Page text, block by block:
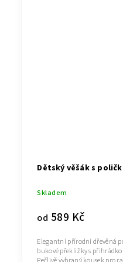
Dětský věšák s
Skladem
od 589 Kč
Elegantní přírodní dřevěná
bukové překližky s